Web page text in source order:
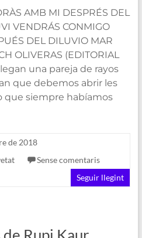
AMB MI DESPRÉS DEL
VENDRÁS CONMIGO
DEL DILUVIO MAR
OLIVERAS (EDITORIAL
una pareja de rayos
que debemos abrir les
que siempre habíamos
de 2018
Sense comentaris
Seguir llegint